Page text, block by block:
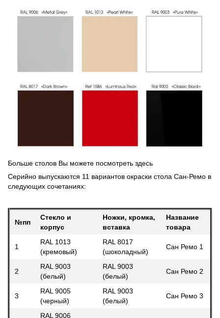
Больше столов Вы можете посмотреть здесь
Серийно выпускаются 11 вариантов окраски стола Сан-Ремо в
следующих сочетаниях:
№пп
Стекло и
корпус
Ножки, кромка,
вставка
Название
товара
1
RAL 1013
(кремовый)
RAL 8017
(шоколадный)
Сан Ремо 1
2
RAL 9003
(белый)
RAL 9003
(белый)
Сан Ремо 2
3
RAL 9005
(черный)
RAL 9003
(белый)
Сан Ремо 3
RAL 9006